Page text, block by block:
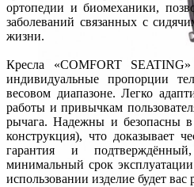
ортопедии и биомеханики,
заболеваний связанных с
жизни.
Кресла «COMFORT
индивидуальные пропорции
весовом диапазоне. Легко
работы и привычкам
рычага. Надежны и безопасны в
конструкция), что доказывает
гарантия и
минимальный срок
использовании изделие будет